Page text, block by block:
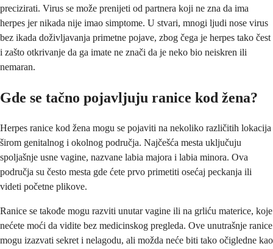
precizirati. Virus se može prenijeti od partnera koji ne zna da ima
herpes jer nikada nije imao simptome. U stvari, mnogi ljudi nose virus
bez ikada doživljavanja primetne pojave, zbog čega je herpes tako čest
i zašto otkrivanje da ga imate ne znači da je neko bio neiskren ili
nemaran.
Gde se tačno pojavljuju ranice kod žena?
Herpes ranice kod žena mogu se pojaviti na nekoliko različitih lokacija
širom genitalnog i okolnog područja. Najčešća mesta uključuju
spoljašnje usne vagine, nazvane labia majora i labia minora. Ova
područja su često mesta gde ćete prvo primetiti osećaj peckanja ili
videti početne plikove.
Ranice se takođe mogu razviti unutar vagine ili na grliću materice, koje
nećete moći da vidite bez medicinskog pregleda. Ove unutrašnje ranice
mogu izazvati sekret i nelagodu, ali možda neće biti tako očigledne kao